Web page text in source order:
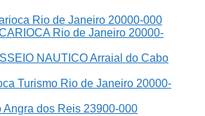
Rio de Janeiro 20000-000
Rio de Janeiro 20000-
NAUTICO Arraial do Cabo
Turismo Rio de Janeiro 20000-
Angra dos Reis 23900-000